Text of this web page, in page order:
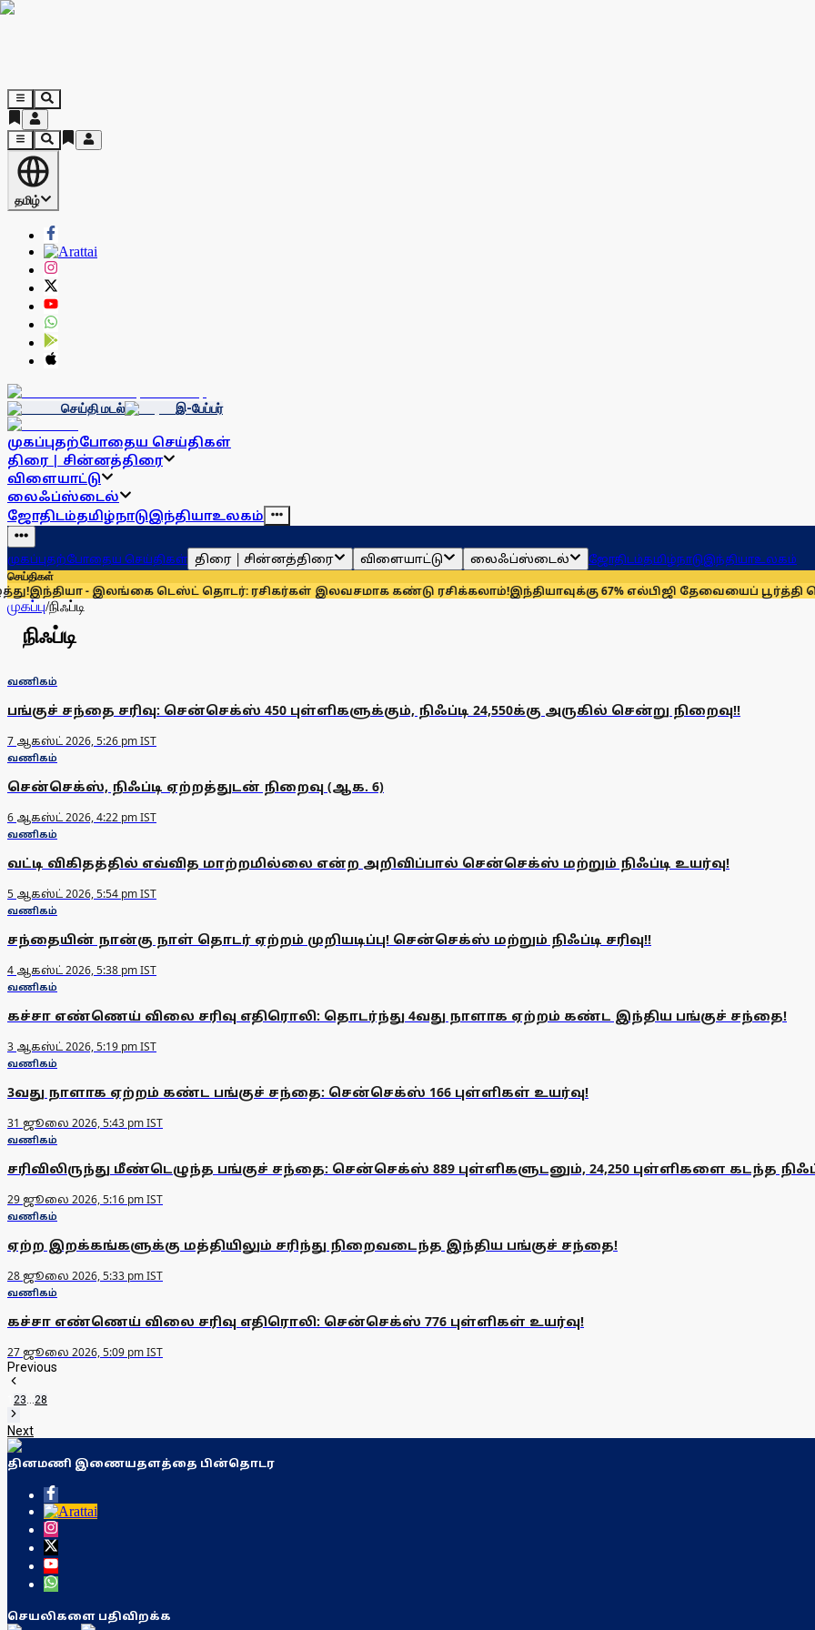
தமிழ்
செய்தி மடல் இ-பேப்பர்
முகப்புதற்போதைய செய்திகள்
திரை | சின்னத்திரை
விளையாட்டு
லைஃப்ஸ்டைல்
ஜோதிடம்தமிழ்நாடுஇந்தியாஉலகம்
முகப்புதற்போதைய செய்திகள் திரை | சின்னத்திரை விளையாட்டு லைஃப்ஸ்டைல் ஜோதிடம்தமிழ்நாடுஇந்தியாஉலகம்
செய்திகள்
இந்தியா - இலங்கை டெஸ்ட் தொடர்: ரசிகர்கள் இலவசமாக கண்டு ரசிக்கலாம்!இந்தியாவுக்கு 67% எல்பிஜி தேவையைப் பூர்த்தி
முகப்பு/நிஃப்டி
நிஃப்டி
வணிகம்
பங்குச் சந்தை சரிவு: சென்செக்ஸ் 450 புள்ளிகளுக்கும், நிஃப்டி 24,550க்கு அருகில் சென்று நிறைவு!!
7 ஆகஸ்ட் 2026, 5:26 pm IST
வணிகம்
சென்செக்ஸ், நிஃப்டி ஏற்றத்துடன் நிறைவு (ஆக. 6)
6 ஆகஸ்ட் 2026, 4:22 pm IST
வணிகம்
வட்டி விகிதத்தில் எவ்வித மாற்றமில்லை என்ற அறிவிப்பால் சென்செக்ஸ் மற்றும் நிஃப்டி உயர்வு!
5 ஆகஸ்ட் 2026, 5:54 pm IST
வணிகம்
சந்தையின் நான்கு நாள் தொடர் ஏற்றம் முறியடிப்பு! சென்செக்ஸ் மற்றும் நிஃப்டி சரிவு!!
4 ஆகஸ்ட் 2026, 5:38 pm IST
வணிகம்
கச்சா எண்ணெய் விலை சரிவு எதிரொலி: தொடர்ந்து 4வது நாளாக ஏற்றம் கண்ட இந்திய பங்குச் சந்தை!
3 ஆகஸ்ட் 2026, 5:19 pm IST
வணிகம்
3வது நாளாக ஏற்றம் கண்ட பங்குச் சந்தை: சென்செக்ஸ் 166 புள்ளிகள் உயர்வு!
31 ஜூலை 2026, 5:43 pm IST
வணிகம்
சரிவிலிருந்து மீண்டெழுந்த பங்குச் சந்தை: சென்செக்ஸ் 889 புள்ளிகளுடனும், 24,250 புள்ளிகளை கடந்த
29 ஜூலை 2026, 5:16 pm IST
வணிகம்
ஏற்ற இறக்கங்களுக்கு மத்தியிலும் சரிந்து நிறைவடைந்த இந்திய பங்குச் சந்தை!
28 ஜூலை 2026, 5:33 pm IST
வணிகம்
கச்சா எண்ணெய் விலை சரிவு எதிரொலி: சென்செக்ஸ் 776 புள்ளிகள் உயர்வு!
27 ஜூலை 2026, 5:09 pm IST
Previous
23...28
Next
தினமணி இணையதளத்தை பின்தொடர
செயலிகளை பதிவிறக்க